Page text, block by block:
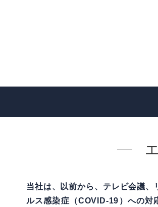
当社は、以前から、テレビ会議
ルス感染症（COVID-19）への対